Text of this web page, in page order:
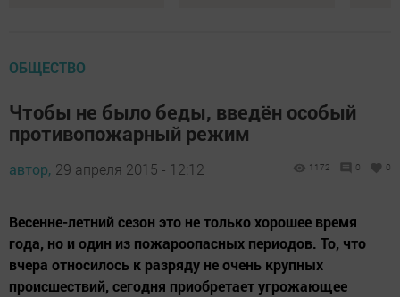
ОБЩЕСТВО
Чтобы не было беды, введён особый
противопожарный режим
автор, 29 апреля 2015 - 12:12 1172 0 0
Весенне-летний сезон это не только хорошее время
года, но и один из пожароопасных периодов. То, что
вчера относилось к разряду не очень крупных
происшествий, сегодня приобретает угрожающее